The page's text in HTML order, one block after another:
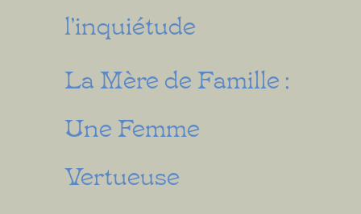
l’inquiétude
La Mère de Famille :
Une Femme
Vertueuse